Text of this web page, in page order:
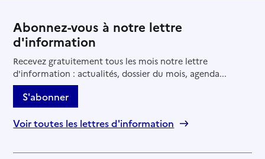
Abonnez-vous à notre lettre
d'information
Recevez gratuitement tous les mois notre lettre
d'information : actualités, dossier du mois, agenda...
S'abonner
Voir toutes les lettres d'information